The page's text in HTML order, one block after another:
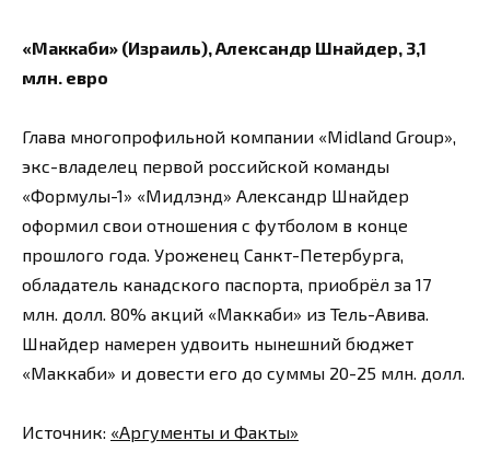
«Маккаби» (Израиль), Александр Шнайдер, 3,1
млн. евро
Глава многопрофильной компании «Midland Group»,
экс-владелец первой российской команды
«Формулы-1» «Мидлэнд» Александр Шнайдер
оформил свои отношения с футболом в конце
прошлого года. Уроженец Санкт-Петербурга,
обладатель канадского паспорта, приобрёл за 17
млн. долл. 80% акций «Маккаби» из Тель-Авива.
Шнайдер намерен удвоить нынешний бюджет
«Маккаби» и довести его до суммы 20-25 млн. долл.
Источник: «Аргументы и Факты»